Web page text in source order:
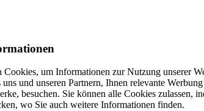
Cookies, um Informationen zur Nutzung unserer
uns und unseren Partnern, Ihnen relevante
besuchen. Sie können alle Cookies zulassen,
wo Sie auch weitere Informationen finden.